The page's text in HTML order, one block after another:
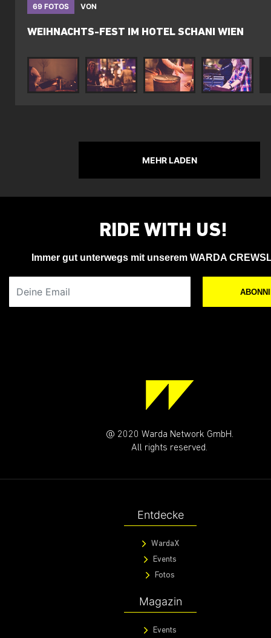
69 FOTOS VON
WEIHNACHTS-FEST IM HOTEL SCHANI WIEN
MEHR LADEN
RIDE WITH US!
Immer gut unterwegs mit unserem WARDA
@ 2020 Warda Network GmbH.
All rights reserved.
Entdecke
WardaX
Events
Fotos
Magazin
Events